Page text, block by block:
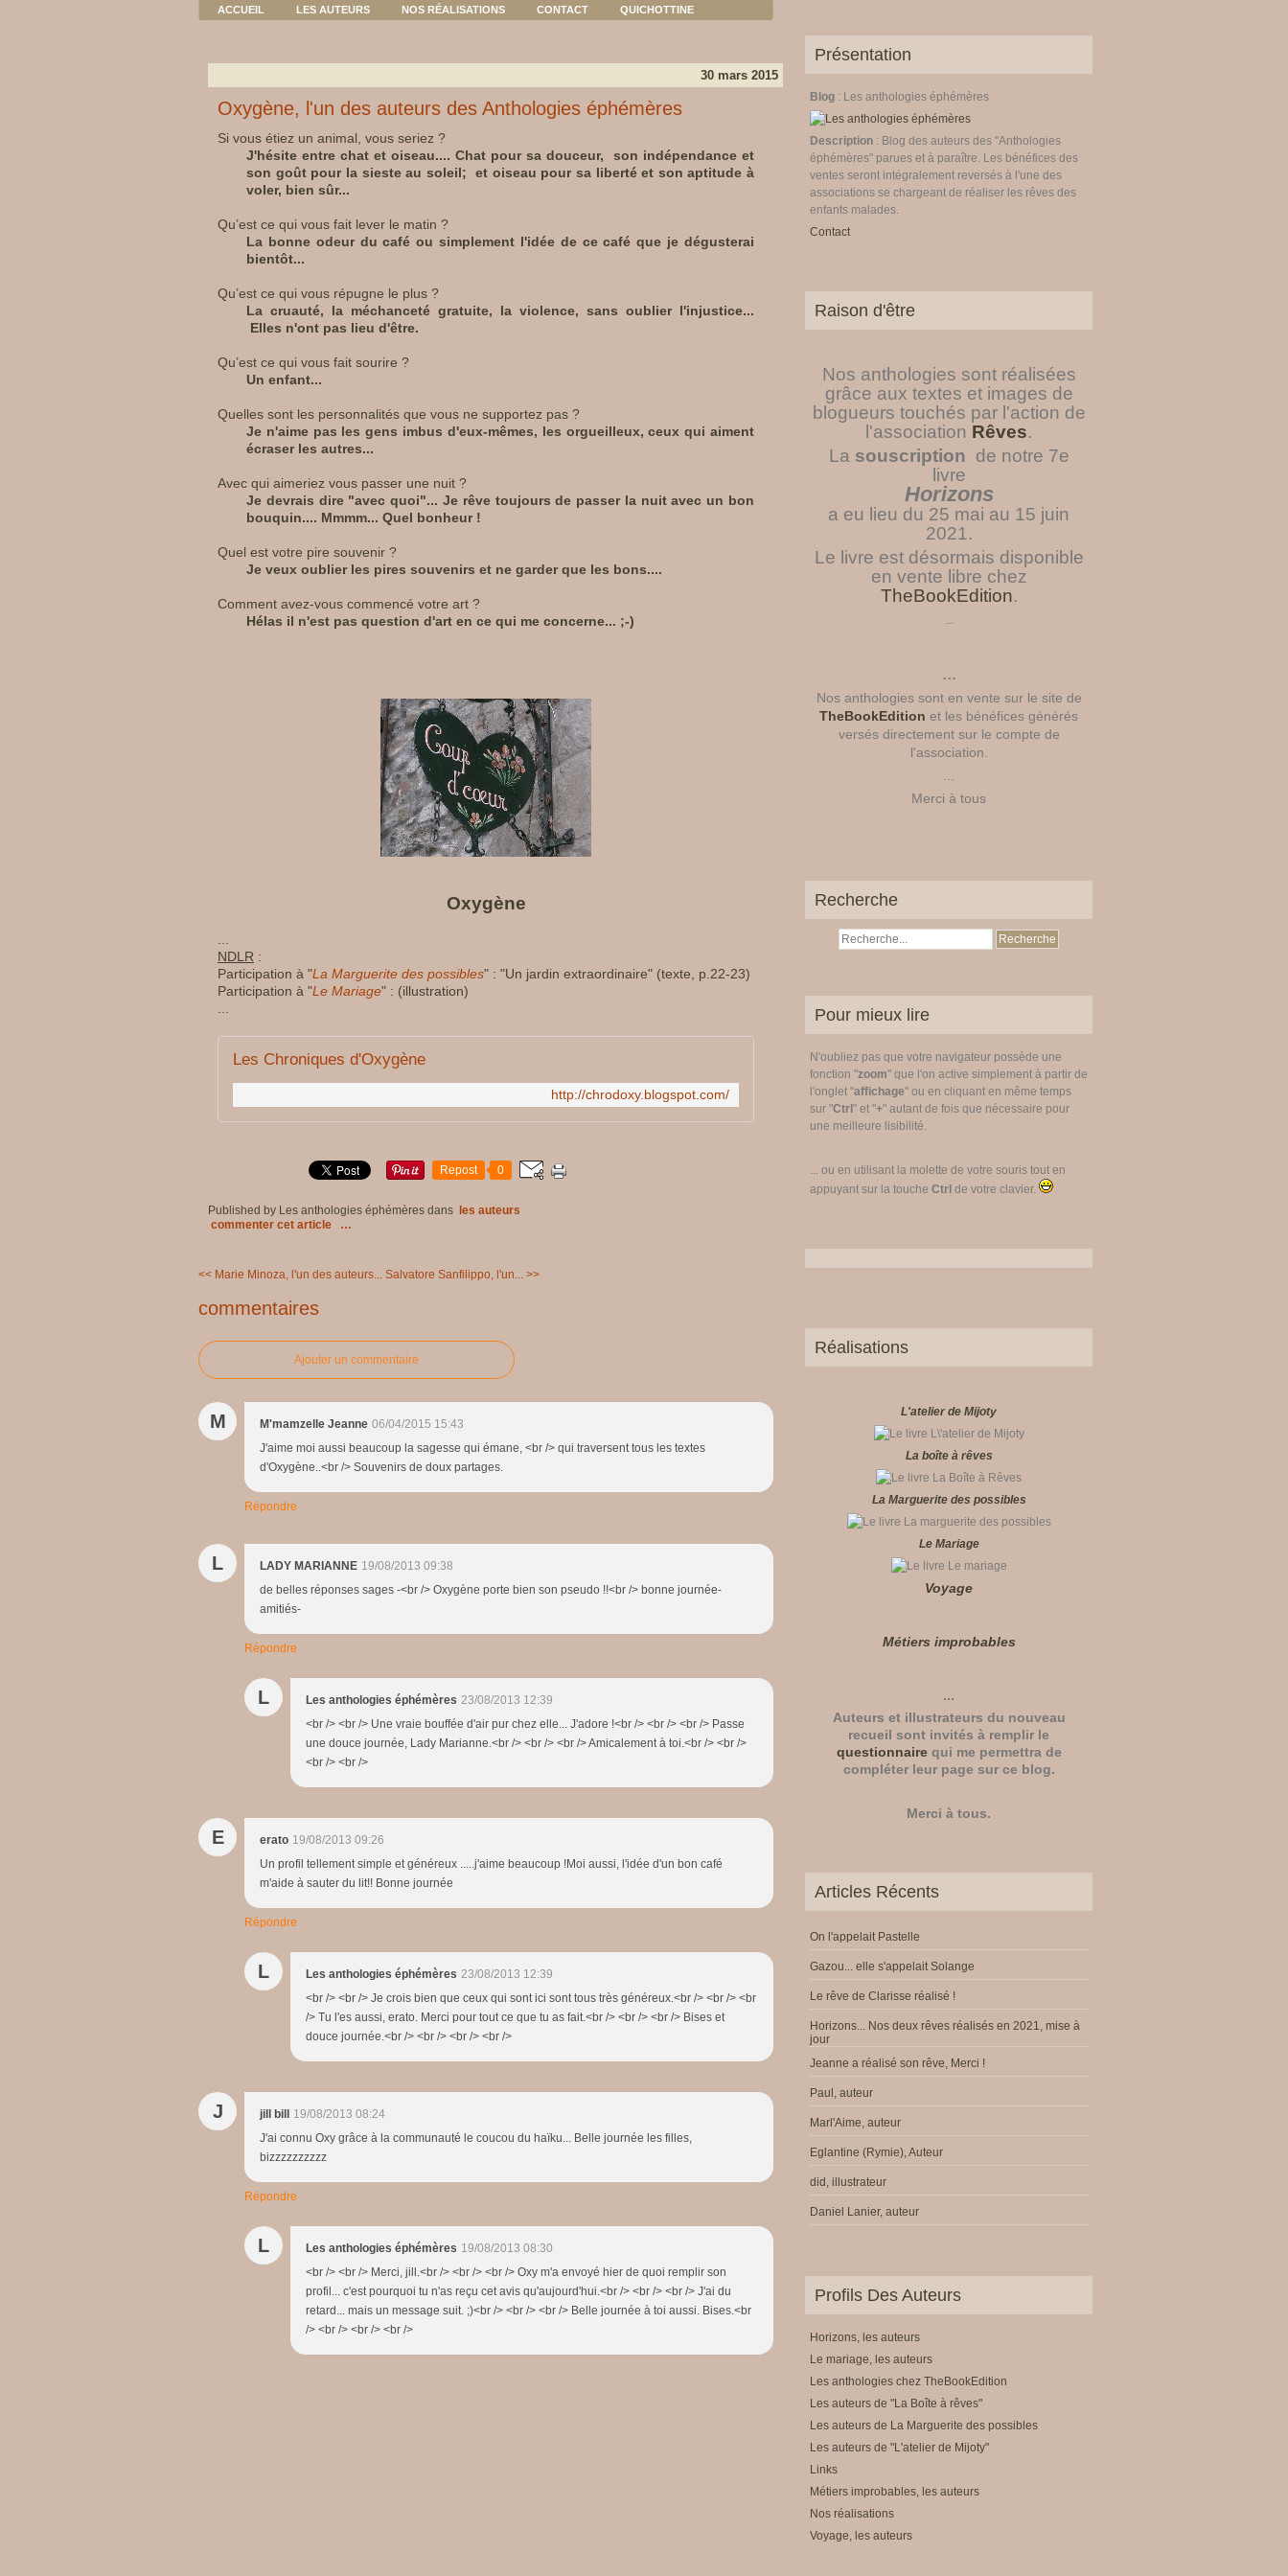
ACCUEIL LES AUTEURS NOS RÉALISATIONS CONTACT QUICHOTTINE
30 mars 2015
Oxygène, l'un des auteurs des Anthologies éphémères
Si vous étiez un animal, vous seriez ?
J'hésite entre chat et oiseau.... Chat pour sa douceur, son indépendance et
son goût pour la sieste au soleil; et oiseau pour sa liberté et son aptitude à
voler, bien sûr...
Qu’est ce qui vous fait lever le matin ?
La bonne odeur du café ou simplement l'idée de ce café que je dégusterai
bientôt...
Qu’est ce qui vous répugne le plus ?
La cruauté, la méchanceté gratuite, la violence, sans oublier l'injustice...
Elles n'ont pas lieu d'être.
Qu’est ce qui vous fait sourire ?
Un enfant...
Quelles sont les personnalités que vous ne supportez pas ?
Je n'aime pas les gens imbus d'eux-mêmes, les orgueilleux, ceux qui aiment
écraser les autres...
Avec qui aimeriez vous passer une nuit ?
Je devrais dire "avec quoi"... Je rêve toujours de passer la nuit avec un bon
bouquin.... Mmmm... Quel bonheur !
Quel est votre pire souvenir ?
Je veux oublier les pires souvenirs et ne garder que les bons....
Comment avez-vous commencé votre art ?
Hélas il n'est pas question d'art en ce qui me concerne... ;-)
Oxygène
NDLR :
Participation à "La Marguerite des possibles" : "Un jardin extraordinaire" (texte, p.22-23)
Participation à "Le Mariage" : (illustration)
Les Chroniques d'Oxygène
http://chrodoxy.blogspot.com/
Repost 0
Published by Les anthologies éphémères dans
les auteurs
commenter cet article
…
<< Marie Minoza, l'un des auteurs... Salvatore Sanfilippo, l'un... >>
commentaires
Ajouter un commentaire
M M'mamzelle Jeanne 06/04/2015 15:43
J'aime moi aussi beaucoup la sagesse qui émane, <br /> qui traversent tous les textes
d'Oxygène..<br /> Souvenirs de doux partages.
Répondre
L LADY MARIANNE 19/08/2013 09:38
de belles réponses sages -<br /> Oxygène porte bien son pseudo !!<br /> bonne journée-
amitiés-
Répondre
L Les anthologies éphémères 23/08/2013 12:39
<br /> <br /> Une vraie bouffée d'air pur chez elle... J'adore !<br /> <br /> <br /> Passe
une douce journée, Lady Marianne.<br /> <br /> <br /> Amicalement à toi.<br /> <br />
<br /> <br />
E erato 19/08/2013 09:26
Un profil tellement simple et généreux .....j'aime beaucoup !Moi aussi, l'idée d'un bon café
m'aide à sauter du lit!! Bonne journée
Répondre
L Les anthologies éphémères 23/08/2013 12:39
<br /> <br /> Je crois bien que ceux qui sont ici sont tous très généreux.<br /> <br /> <br
/> Tu l'es aussi, erato. Merci pour tout ce que tu as fait.<br /> <br /> <br /> Bises et
douce journée.<br /> <br /> <br /> <br />
J jill bill 19/08/2013 08:24
J'ai connu Oxy grâce à la communauté le coucou du haïku... Belle journée les filles,
bizzzzzzzzzz
Répondre
L Les anthologies éphémères 19/08/2013 08:30
<br /> <br /> Merci, jill.<br /> <br /> <br /> Oxy m'a envoyé hier de quoi remplir son
profil... c'est pourquoi tu n'as reçu cet avis qu'aujourd'hui.<br /> <br /> <br /> J'ai du
retard... mais un message suit. ;)<br /> <br /> <br /> Belle journée à toi aussi. Bises.<br
/> <br /> <br /> <br />
Présentation
Blog : Les anthologies éphémères
Description : Blog des auteurs des "Anthologies
éphémères" parues et à paraître. Les bénéfices des
ventes seront intégralement reversés à l'une des
associations se chargeant de réaliser les rêves des
enfants malades.
Contact
Raison d'être
Nos anthologies sont réalisées
grâce aux textes et images de
blogueurs touchés par l'action de
l'association Rêves.
La souscription de notre 7e
livre
Horizons
a eu lieu du 25 mai au 15 juin
2021.
Le livre est désormais disponible
en vente libre chez
TheBookEdition.
...
...
Nos anthologies sont en vente sur le site de
TheBookEdition et les bénéfices générés
versés directement sur le compte de
l'association.
Merci à tous
Recherche
Pour mieux lire
N'oubliez pas que votre navigateur possède une
fonction "zoom" que l'on active simplement à partir de
l'onglet "affichage" ou en cliquant en même temps
sur "Ctrl " et "+" autant de fois que nécessaire pour
une meilleure lisibilité.
... ou en utilisant la molette de votre souris tout en
appuyant sur la touche Ctrl de votre clavier.
Réalisations
L'atelier de Mijoty
La boîte à rêves
La Marguerite des possibles
Le Mariage
Voyage
Métiers improbables
...
Auteurs et illustrateurs du nouveau
recueil sont invités à remplir le
questionnairequi me permettra de
compléter leur page sur ce blog.
Merci à tous.
Articles Récents
On l'appelait Pastelle
Gazou... elle s'appelait Solange
Le rêve de Clarisse réalisé !
Horizons... Nos deux rêves réalisés en 2021, mise à
jour
Jeanne a réalisé son rêve, Merci !
Paul, auteur
Marl'Aime, auteur
Eglantine (Rymie), Auteur
did, illustrateur
Daniel Lanier, auteur
Profils Des Auteurs
Horizons, les auteurs
Le mariage, les auteurs
Les anthologies chez TheBookEdition
Les auteurs de "La Boîte à rêves"
Les auteurs de La Marguerite des possibles
Les auteurs de "L'atelier de Mijoty"
Links
Métiers improbables, les auteurs
Nos réalisations
Voyage, les auteurs